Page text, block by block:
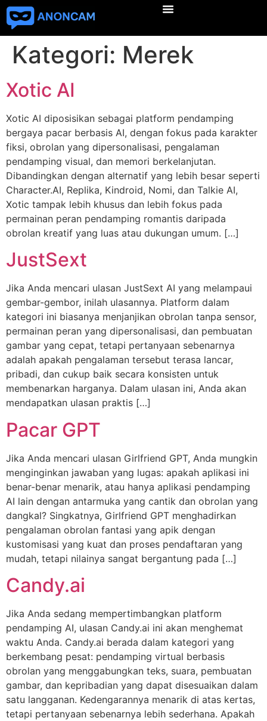
Kategori: Merek
Xotic AI
Xotic AI diposisikan sebagai platform pendamping
bergaya pacar berbasis AI, dengan fokus pada karakter
fiksi, obrolan yang dipersonalisasi, pengalaman
pendamping visual, dan memori berkelanjutan.
Dibandingkan dengan alternatif yang lebih besar seperti
Character.AI, Replika, Kindroid, Nomi, dan Talkie AI,
Xotic tampak lebih khusus dan lebih fokus pada
permainan peran pendamping romantis daripada
obrolan kreatif yang luas atau dukungan umum. […]
JustSext
Jika Anda mencari ulasan JustSext AI yang melampaui
gembar-gembor, inilah ulasannya. Platform dalam
kategori ini biasanya menjanjikan obrolan tanpa sensor,
permainan peran yang dipersonalisasi, dan pembuatan
gambar yang cepat, tetapi pertanyaan sebenarnya
adalah apakah pengalaman tersebut terasa lancar,
pribadi, dan cukup baik secara konsisten untuk
membenarkan harganya. Dalam ulasan ini, Anda akan
mendapatkan ulasan praktis […]
Pacar GPT
Jika Anda mencari ulasan Girlfriend GPT, Anda mungkin
menginginkan jawaban yang lugas: apakah aplikasi ini
benar-benar menarik, atau hanya aplikasi pendamping
AI lain dengan antarmuka yang cantik dan obrolan yang
dangkal? Singkatnya, Girlfriend GPT menghadirkan
pengalaman obrolan fantasi yang apik dengan
kustomisasi yang kuat dan proses pendaftaran yang
mudah, tetapi nilainya sangat bergantung pada […]
Candy.ai
Jika Anda sedang mempertimbangkan platform
pendamping AI, ulasan Candy.ai ini akan menghemat
waktu Anda. Candy.ai berada dalam kategori yang
berkembang pesat: pendamping virtual berbasis
obrolan yang menggabungkan teks, suara, pembuatan
gambar, dan kepribadian yang dapat disesuaikan dalam
satu langganan. Kedengarannya menarik di atas kertas,
tetapi pertanyaan sebenarnya lebih sederhana. Apakah